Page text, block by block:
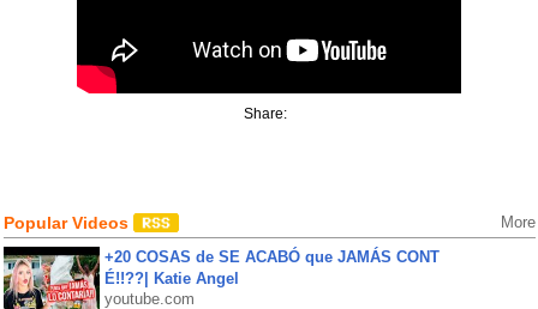
Share:
Popular Videos More
+20 COSAS de SE ACABÓ que JAMÁS CONT
É!!??| Katie Angel
youtube.com